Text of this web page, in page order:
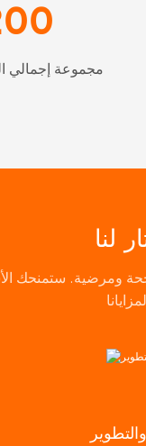
200 مجموعة إجمالي
لنا
ومرضية. ستمنحك